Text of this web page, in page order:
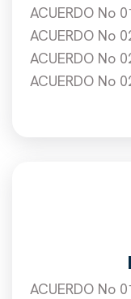
ACUERDO No
ACUERDO No
ACUERDO No
ACUERDO No
ACUERDO No